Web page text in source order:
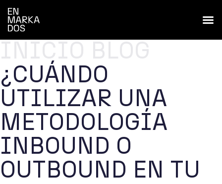
¿CUÁNDO
UTILIZAR UNA
METODOLOGÍA
INBOUND O
OUTBOUND EN TU